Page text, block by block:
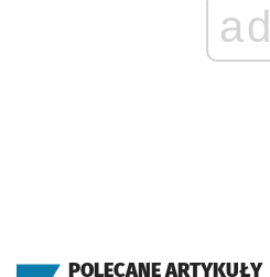
ad
POLECANE ARTYKUŁY